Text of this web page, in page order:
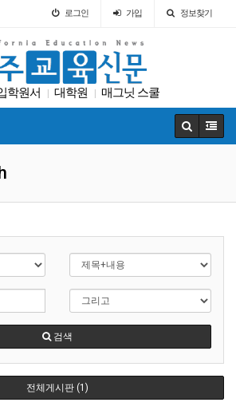
로그인 가입 정보찾기
학원서 대학원 매그닛 스쿨
학자금 SAT 교육정책 교육구
검색
전체게시판 (1)